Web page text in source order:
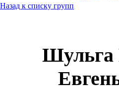
Назад к списку групп
Шульга